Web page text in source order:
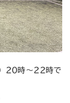
20時〜22時で